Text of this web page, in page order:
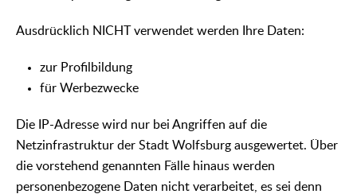
Ausdrücklich NICHT verwendet werden Ihre Daten:
zur Profilbildung
für Werbezwecke
Die IP-Adresse wird nur bei Angriffen auf die
Netzinfrastruktur der Stadt Wolfsburg ausgewertet. Über
die vorstehend genannten Fälle hinaus werden
personenbezogene Daten nicht verarbeitet, es sei denn